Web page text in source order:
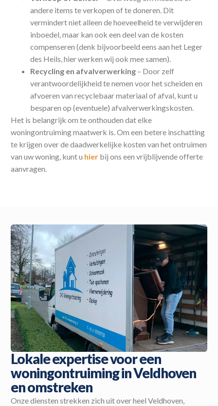
andere items te verkopen of te doneren. Dit
vermindert niet alleen de hoeveelheid te verwijderen
inboedel, maar kan ook een deel van de kosten
compenseren (denk bijvoorbeeld eens aan het Leger
des Heils, hier werken wij ook mee samen).
Recycling en afvalverwerking – Door zelf
verantwoordelijkheid te nemen voor het scheiden en
afvoeren van recyclebaar materiaal of afval, kunt u
besparen op (eventuele) afvalverwerkingskosten.
Het is belangrijk om te onthouden dat elke
woningontruiming maatwerk is. Om een betere inschatting
te krijgen over de daadwerkelijke kosten van het ontruimen
van uw woning, kunt u hier bij ons een vrijblijvende offerte
aanvragen.
Lokale expertise voor een
woningontruiming in Veldhoven
en omstreken
Onze diensten strekken zich uit over heel Veldhoven,